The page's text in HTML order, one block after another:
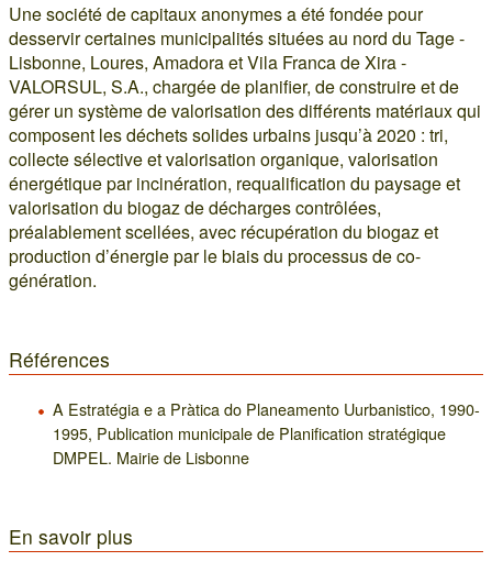
Une société de capitaux anonymes a été fondée pour
desservir certaines municipalités situées au nord du Tage -
Lisbonne, Loures, Amadora et Vila Franca de Xira -
VALORSUL, S.A., chargée de planifier, de construire et de
gérer un système de valorisation des différents matériaux qui
composent les déchets solides urbains jusqu’à 2020 : tri,
collecte sélective et valorisation organique, valorisation
énergétique par incinération, requalification du paysage et
valorisation du biogaz de décharges contrôlées,
préalablement scellées, avec récupération du biogaz et
production d’énergie par le biais du processus de co-
génération.
Références
A Estratégia e a Pràtica do Planeamento Uurbanistico, 1990-
1995, Publication municipale de Planification stratégique
DMPEL. Mairie de Lisbonne
En savoir plus